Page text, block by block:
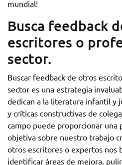
mundial!
Busca feedback
escritores o
sector.
Buscar feedback de otros
sector es una estrategia
dedican a la literatura infantil y
y críticas constructivas de
campo puede proporcionar una
objetiva sobre nuestro trabajo
otros escritores o expertos nos
identificar áreas de mejora,